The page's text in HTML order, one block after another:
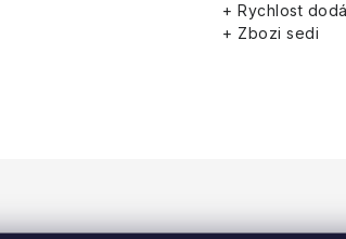
+ Rychlost
+ Zbozi sedi